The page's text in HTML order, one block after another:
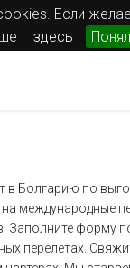
Если
здесь Понял
в Болгарию по
международные
Заполните форму
перелетах.